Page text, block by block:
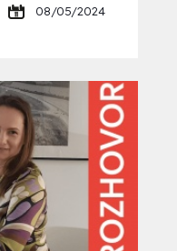
08/05/2024